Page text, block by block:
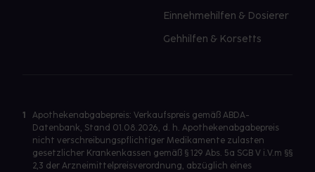
Einnehmehilfen & Dosierer
Gehhilfen & Korsetts
1
Apothekenabgabepreis: Verkaufspreis gemäß ABDA-
Datenbank, Stand 01.08.2026, d. h. Apothekenabgabepreis
nicht verschreibungspflichtiger Medikamente zulasten
gesetzlicher Krankenkassen gemäß § 129 Abs. 5a SGB V i.V.m §§
2,3 der Arzneimittelpreisverordnung, abzüglich eines